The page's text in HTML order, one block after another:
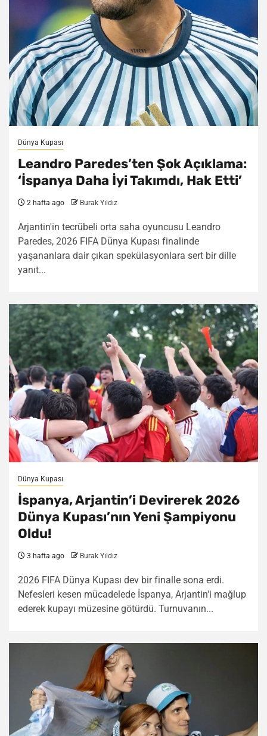
Dünya Kupası
Leandro Paredes’ten Şok Açıklama:
‘İspanya Daha İyi Takımdı, Hak Etti’
2 hafta ago Burak Yıldız
Arjantin'in tecrübeli orta saha oyuncusu Leandro
Paredes, 2026 FIFA Dünya Kupası finalinde
yaşananlara dair çıkan spekülasyonlara sert bir dille
yanıt...
Dünya Kupası
İspanya, Arjantin’i Devirerek 2026
Dünya Kupası’nın Yeni Şampiyonu
Oldu!
3 hafta ago Burak Yıldız
2026 FIFA Dünya Kupası dev bir finalle sona erdi.
Nefesleri kesen mücadelede İspanya, Arjantin'i mağlup
ederek kupayı müzesine götürdü. Turnuvanın...